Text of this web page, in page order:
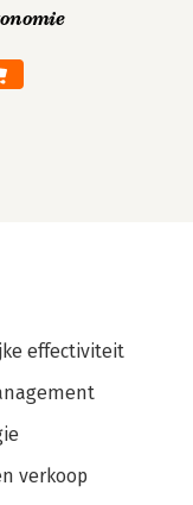
effectiviteit
verkoop